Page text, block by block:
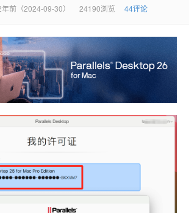
前（2024-09-30） 24190浏览 44评论